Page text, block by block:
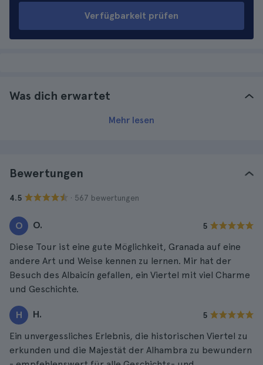
Verfügbarkeit prüfen
Was dich erwartet
Mehr lesen
Bewertungen
4.5 · 567 bewertungen
O O. 5
Diese Tour ist eine gute Möglichkeit, Granada auf eine
andere Art und Weise kennen zu lernen. Mir hat der
Besuch des Albaicín gefallen, ein Viertel mit viel Charme
und Geschichte.
H H. 5
Ein unvergessliches Erlebnis, die historischen Viertel zu
erkunden und die Majestät der Alhambra zu bewundern